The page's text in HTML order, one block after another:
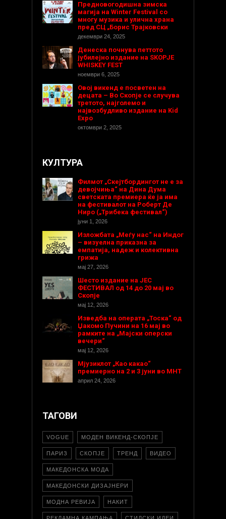
Предновогодишнa зимска
магија на Winter Festival со
многу музика и улична храна
пред СЦ „Борис Трајковски
декември 24, 2025
Денеска почнува петтото
јубилејно издание на SKOPJE
WHISKEY FEST
ноември 6, 2025
Овој викенд е посветен на
децата – Во Скопје се случува
третото, најголемо и
највозбудливо издание на Kid
Expo
октомври 2, 2025
КУЛТУРА
Филмот „Скејтбордингот не е за
девојчиња“ на Дина Дума
светската премиера ќе ја има
на фестивалот на Роберт Де
Ниро („Трибека фестивал“)
јуни 1, 2026
Изложбата „Меѓу нас“ на Индог
– визуелна приказна за
емпатија, надеж и колективна
грижа
мај 27, 2026
Шесто издание на ЈЕС
ФЕСТИВАЛ од 14 до 20 мај во
Скопје
мај 12, 2026
Изведба на операта „Тоска“ од
Џакомо Пучини на 16 мај во
рамките на „Мајски оперски
вечери“
мај 12, 2026
Мјузиклот „Као какао“
премиерно на 2 и 3 јуни во МНТ
април 24, 2026
ТАГОВИ
VOGUE МОДЕН ВИКЕНД-СКОПЈЕ
ПАРИЗ СКОПЈЕ ТРЕНД ВИДЕО
МАКЕДОНСКА МОДА
МАКЕДОНСКИ ДИЗАЈНЕРИ
МОДНА РЕВИЈА НАКИТ